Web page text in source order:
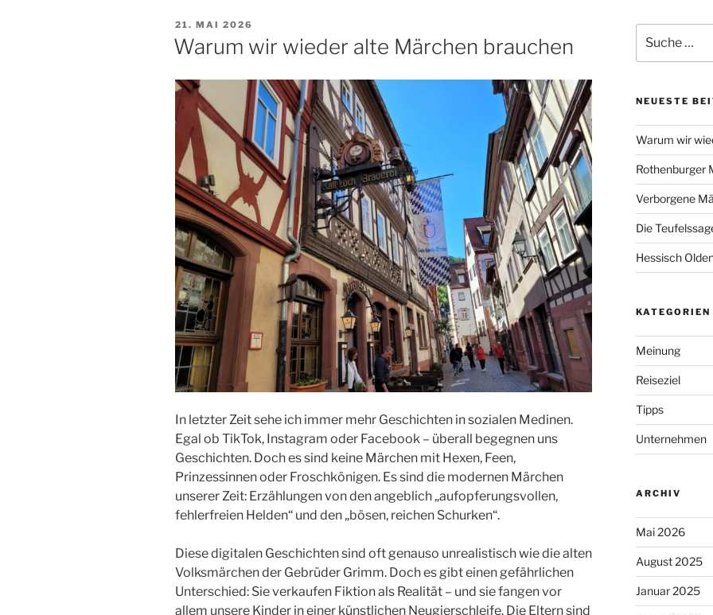
VERÖFFENTLICHT
AM
21. MAI 2026
Warum wir wieder alte Märchen brauchen
In letzter Zeit sehe ich immer mehr Geschichten in sozialen Medinen.
Egal ob TikTok, Instagram oder Facebook – überall begegnen uns
Geschichten. Doch es sind keine Märchen mit Hexen, Feen,
Prinzessinnen oder Froschkönigen. Es sind die modernen Märchen
unserer Zeit: Erzählungen von den angeblich „aufopferungsvollen,
fehlerfreien Helden“ und den „bösen, reichen Schurken“.
Diese digitalen Geschichten sind oft genauso unrealistisch wie die alten
Volksmärchen der Gebrüder Grimm. Doch es gibt einen gefährlichen
Unterschied: Sie verkaufen Fiktion als Realität – und sie fangen vor
allem unsere Kinder in einer künstlichen Neugierschleife. Die Eltern sind
nach:
NEUESTE
Warum wir
Rothenburger
Verborgene
Die
Hessisch
KATEGORIEN
Meinung
Reiseziel
Tipps
Unternehmen
ARCHIV
Mai 2026
August 2025
Januar 2025